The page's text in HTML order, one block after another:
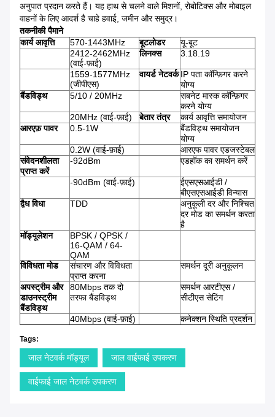
अनुपात प्रदान करते हैं। यह हाथ से चलने वाले मिशनों, रोबोटिक्स और मोबाइल
वाहनों के लिए आदर्श है चाहे हवाई, जमीन और समुद्र।
तकनीकी पैमाने
कार्य आवृत्ति
570-1443MHz बूटलोडर
यू-बूट
2412-2462MHz
(वाई-फ़ाई)
लिनक्स 3.18.19
1559-1577MHz
(जीपीएस)
वायर्ड नेटवर्क IP पता कॉन्फ़िगर करने
योग्य
बैंडविड्थ
5/10 / 20MHz
सबनेट मास्क कॉन्फ़िगर
करने योग्य
20MHz (वाई-फ़ाई)
बेतार तंत्र
कार्य आवृत्ति समायोजन
आरएफ़ पावर
0.5-1W
बैंडविड्थ समायोजन
योग्य
0.2W (वाई-फ़ाई)
आरएफ पावर एडजस्टेबल
संवेदनशीलता
प्राप्त करें
-92dBm एडहॉक का समर्थन करें
-90dBm (वाई-फ़ाई)
ईएसएसआईडी /
बीएसएसआईडी विन्यास
द्वैध विधा
TDD
अनुकूली दर और निश्चित
दर मोड का समर्थन करता
है
मॉड्यूलेशन
BPSK / QPSK /
16-QAM / 64-
QAM
विविधता मोड
संचारण और विविधता
प्राप्त करना
समर्थन दूरी अनुकूलन
अपस्ट्रीम और
डाउनस्ट्रीम
बैंडविड्थ
80Mbps तक दो
तरफा बैंडविड्थ
समर्थन आरटीएस /
सीटीएस सेटिंग
40Mbps (वाई-फ़ाई) कनेक्शन स्थिति प्रदर्शन
Tags:
जाल नेटवर्क मॉड्यूल जाल वाईफाई उपकरण
वाईफाई जाल नेटवर्क उपकरण